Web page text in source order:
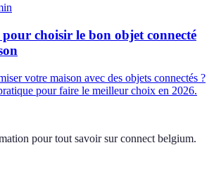
choisir le bon objet connecté
votre maison avec des objets connectés ?
pour faire le meilleur choix en 2026.
pour tout savoir sur connect belgium.